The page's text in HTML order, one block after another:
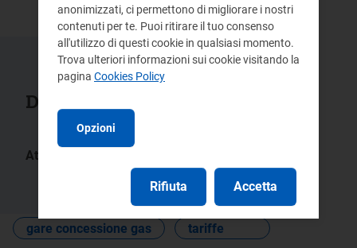
Documenti collegati
Atti:
296/2024/R/gas
gare concessione gas tariffe
anonimizzati, ci permettono di migliorare i nostri
contenuti per te. Puoi ritirare il tuo consenso
all'utilizzo di questi cookie in qualsiasi momento.
Trova ulteriori informazioni sui cookie visitando la
pagina Cookies Policy
Opzioni
Rifiuta Accetta